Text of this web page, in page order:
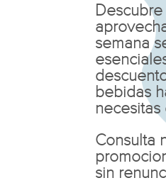
semana
bebidas
necesitas
Consulta
sin